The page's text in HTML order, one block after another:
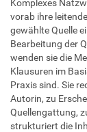
Komplexes
vorab ihre
gewählte Quelle
Bearbeitung der
wenden sie die
Klausuren im
Praxis sind. Sie
Autorin, zu
Quellengattung,
strukturiert die